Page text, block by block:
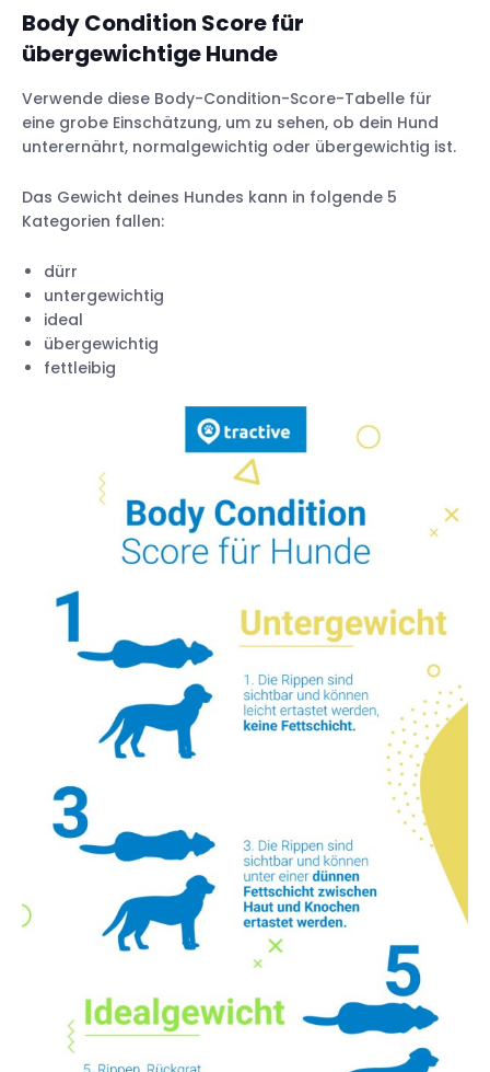
Body Condition Score für
übergewichtige Hunde
Verwende diese Body-Condition-Score-Tabelle für
eine grobe Einschätzung, um zu sehen, ob dein Hund
unterernährt, normalgewichtig oder übergewichtig ist.
Das Gewicht deines Hundes kann in folgende 5
Kategorien fallen:
dürr
untergewichtig
ideal
übergewichtig
fettleibig